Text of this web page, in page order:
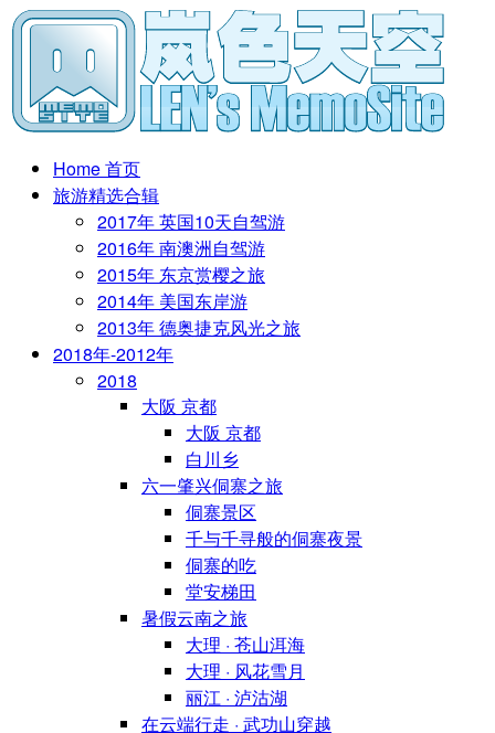
Home 首页
旅游精选合辑
2017年 英国10天自驾游
2016年 南澳洲自驾游
2015年 东京赏樱之旅
2014年 美国东岸游
2013年 德奥捷克风光之旅
2018年-2012年
2018
大阪 京都
大阪 京都
白川乡
六一肇兴侗寨之旅
侗寨景区
千与千寻般的侗寨夜景
侗寨的吃
堂安梯田
暑假云南之旅
大理 · 苍山洱海
大理 · 风花雪月
丽江 · 泸沽湖
在云端行走 · 武功山穿越